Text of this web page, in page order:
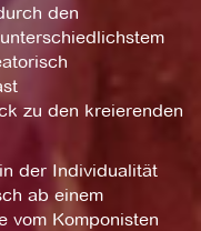
den
zu den kreierenden
der Individualität
ab einem
vom Komponisten